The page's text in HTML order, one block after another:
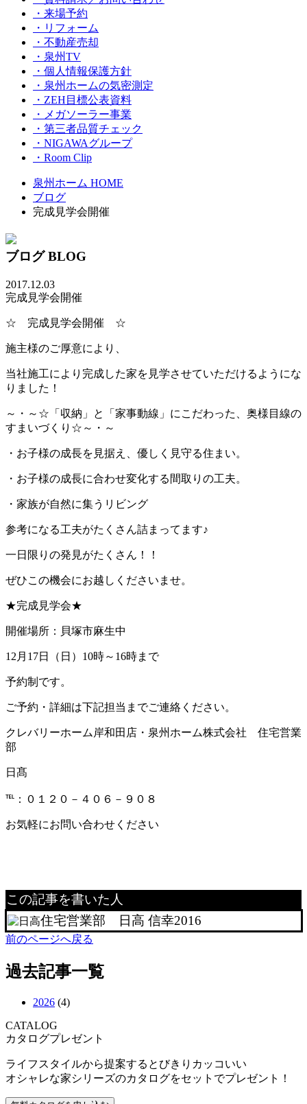
・来場予約
・リフォーム
・不動産売却
・泉州TV
・個人情報保護方針
・泉州ホームの気密測定
・ZEH目標公表資料
・メガソーラー事業
・第三者品質チェック
・NIGAWAグループ
・Room Clip
泉州ホーム HOME
ブログ
完成見学会開催
ブログBLOG
2017.12.03
完成見学会開催
☆ 完成見学会開催 ☆
施主様のご厚意により、
当社施工により完成した家を見学させていただけるようにな
りました！
～・～☆「収納」と「家事動線」にこだわった、奥様目線の
すまいづくり☆～・～
・お子様の成長を見据え、優しく見守る住まい。
・お子様の成長に合わせ変化する間取りの工夫。
・家族が自然に集うリビング
参考になる工夫がたくさん詰まってます♪
一日限りの発見がたくさん！！
ぜひこの機会にお越しくださいませ。
★完成見学会★
開催場所：貝塚市麻生中
12月17日（日）10時～16時まで
予約制です。
ご予約・詳細は下記担当までご連絡ください。
クレバリーホーム岸和田店・泉州ホーム株式会社 住宅営業
部
日髙
℡：０１２０－４０６－９０８
お気軽にお問い合わせください
この記事を書いた人
住宅営業部 日高 信幸2016
前のページへ戻る
過去記事一覧
2026 (4)
CATALOG
カタログプレゼント
ライフスタイルから提案するとびきりカッコいい
オシャレな家シリーズのカタログをセットでプレゼント！